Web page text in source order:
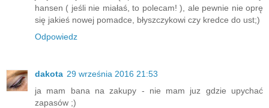
hansen ( jeśli nie miałaś, to polecam! ), ale pewnie nie oprę
się jakieś nowej pomadce, błyszczykowi czy kredce do ust;)
Odpowiedz
dakota 29 września 2016 21:53
ja mam bana na zakupy - nie mam juz gdzie upychać
zapasów ;)